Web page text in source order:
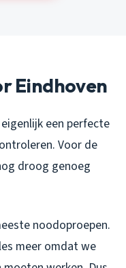
Eindhoven
een perfecte
Voor de
droog genoeg
noodoproepen.
meer omdat we